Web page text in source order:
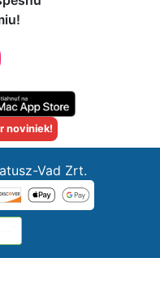
noviniek!
Vad Zrt.